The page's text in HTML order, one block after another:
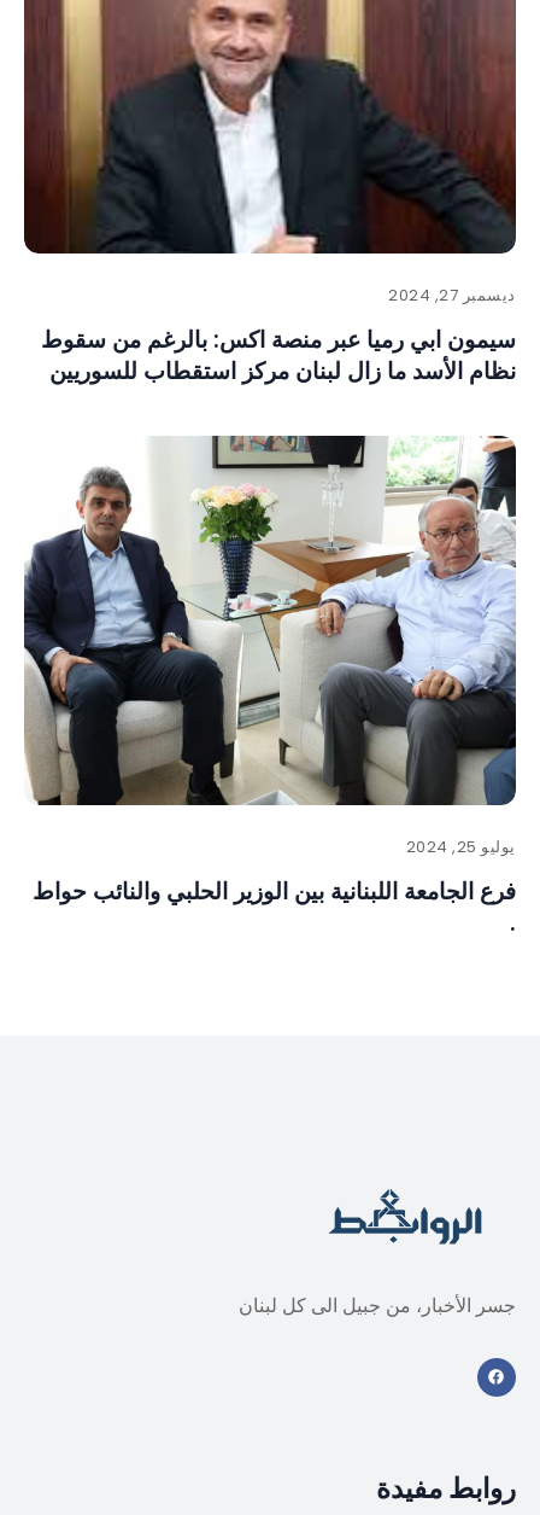
ديسمبر 27, 2024
سيمون ابي رميا عبر منصة اكس: بالرغم من سقوط
نظام الأسد ما زال لبنان مركز استقطاب للسوريين
يوليو 25, 2024
فرع الجامعة اللبنانية بين الوزير الحلبي والنائب حواط
.
جسر الأخبار، من جبيل الى كل لبنان
روابط مفيدة